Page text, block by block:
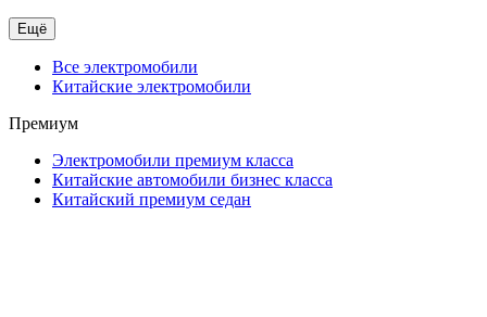
Ещё
Все электромобили
Китайские электромобили
Премиум
Электромобили премиум класса
Китайские автомобили бизнес класса
Китайский премиум седан